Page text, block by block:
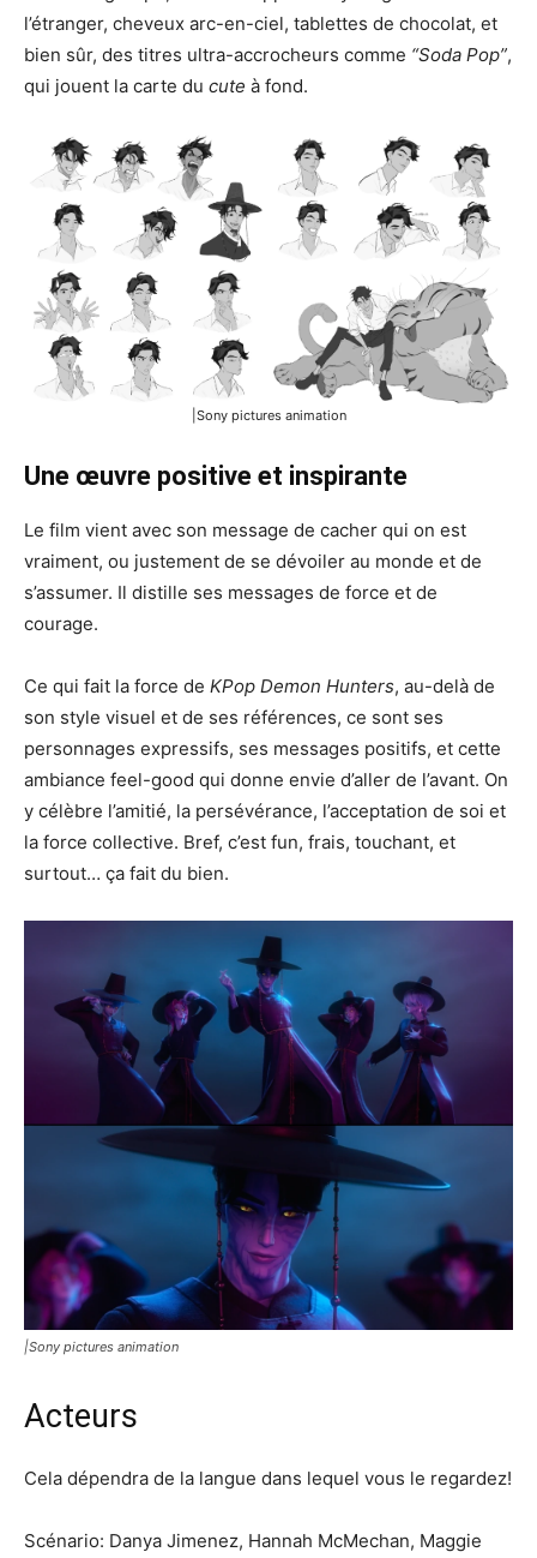
l’étranger, cheveux arc-en-ciel, tablettes de chocolat, et
bien sûr, des titres ultra-accrocheurs comme “Soda Pop”,
qui jouent la carte du cute à fond.
|Sony pictures animation
Une œuvre positive et inspirante
Le film vient avec son message de cacher qui on est
vraiment, ou justement de se dévoiler au monde et de
s’assumer. Il distille ses messages de force et de
courage.
Ce qui fait la force de KPop Demon Hunters, au-delà de
son style visuel et de ses références, ce sont ses
personnages expressifs, ses messages positifs, et cette
ambiance feel-good qui donne envie d’aller de l’avant. On
y célèbre l’amitié, la persévérance, l’acceptation de soi et
la force collective. Bref, c’est fun, frais, touchant, et
surtout… ça fait du bien.
|Sony pictures animation
Acteurs
Cela dépendra de la langue dans lequel vous le regardez!
Scénario: Danya Jimenez, Hannah McMechan, Maggie